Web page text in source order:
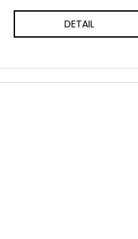
DETAIL